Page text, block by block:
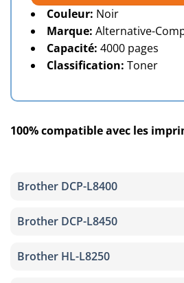
Couleur: Noir
Marque: Alternative-
Capacité: 4000 pages
Classification: Toner
100% compatible avec les
Brother DCP-L8400
Brother DCP-L8450
Brother HL-L8250